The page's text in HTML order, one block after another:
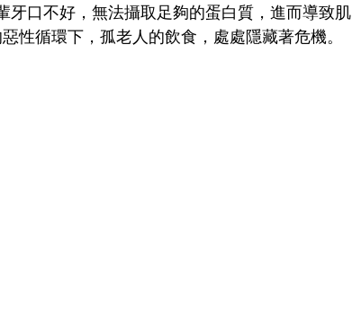
牙口不好，無法攝取足夠的蛋白質，進而導致肌
性循環下，孤老人的飲食，處處隱藏著危機。